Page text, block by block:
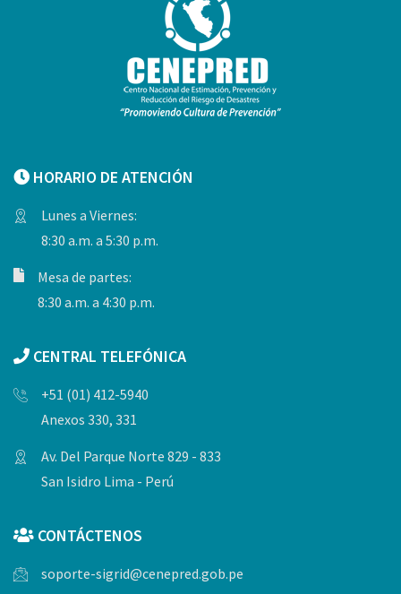
HORARIO DE ATENCIÓN
Lunes a Viernes:
8:30 a.m. a 5:30 p.m.
Mesa de partes:
8:30 a.m. a 4:30 p.m.
CENTRAL TELEFÓNICA
+51 (01) 412-5940
Anexos 330, 331
Av. Del Parque Norte 829 - 833
San Isidro Lima - Perú
CONTÁCTENOS
soporte-sigrid@cenepred.gob.pe